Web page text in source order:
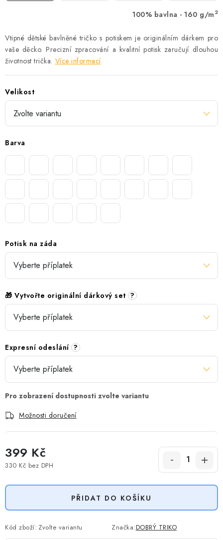
100% bavlna - 160 g/m 2
Vtipné dětské bavlněné tričko s potiskem je originálním dárkem pro
vaše děcko. Precizní zpracování a kvalitní potisk zaručují dlouhou
životnost trička. Více informací
Velikost
Barva
Potisk na záda
🎁 Vytvořte originální dárkový set ?
Expresní odeslání ?
Možnosti doručení
399 Kč
330 Kč bez DPH
PŘIDAT DO KOŠÍKU
Kód zboží: Zvolte variantu Značka:DOBRÝ TRIKO